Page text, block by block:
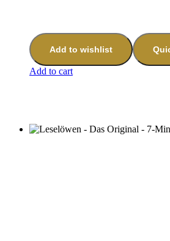
Add to wishlist
Add to cart